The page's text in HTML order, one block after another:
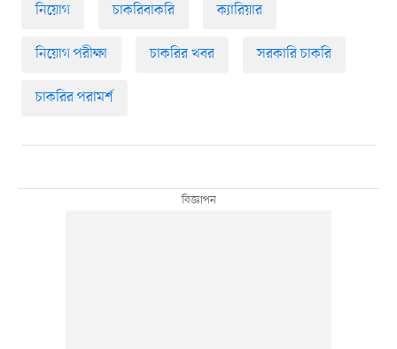
নিয়োগ চাকরিবাকরি ক্যারিয়ার
নিয়োগ পরীক্ষা চাকরির খবর সরকারি চাকরি
চাকরির পরামর্শ